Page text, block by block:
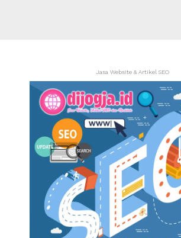
Jasa Website & Artikel SEO